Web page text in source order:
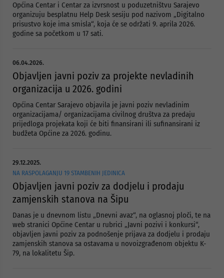
Općina Centar i Centar za izvrsnost u poduzetništvu Sarajevo
organizuju besplatnu Help Desk sesiju pod nazivom „Digitalno
prisustvo koje ima smisla“, koja će se održati 9. aprila 2026.
godine sa početkom u 17 sati.
06.04.2026.
Objavljen javni poziv za projekte nevladinih
organizacija u 2026. godini
Općina Centar Sarajevo objavila je javni poziv nevladinim
organizacijama/ organizacijama civilnog društva za predaju
prijedloga projekata koji će biti finansirani ili sufinansirani iz
budžeta Općine za 2026. godinu.
29.12.2025.
NA RASPOLAGANJU 19 STAMBENIH JEDINICA
Objavljen javni poziv za dodjelu i prodaju
zamjenskih stanova na Šipu
Danas je u dnevnom listu „Dnevni avaz“, na oglasnoj ploči, te na
web stranici Općine Centar u rubrici „Javni pozivi i konkursi“,
objavljen javni poziv za podnošenje prijava za dodjelu i prodaju
zamjenskih stanova sa ostavama u novoizgrađenom objektu K-
79, na lokalitetu Šip.